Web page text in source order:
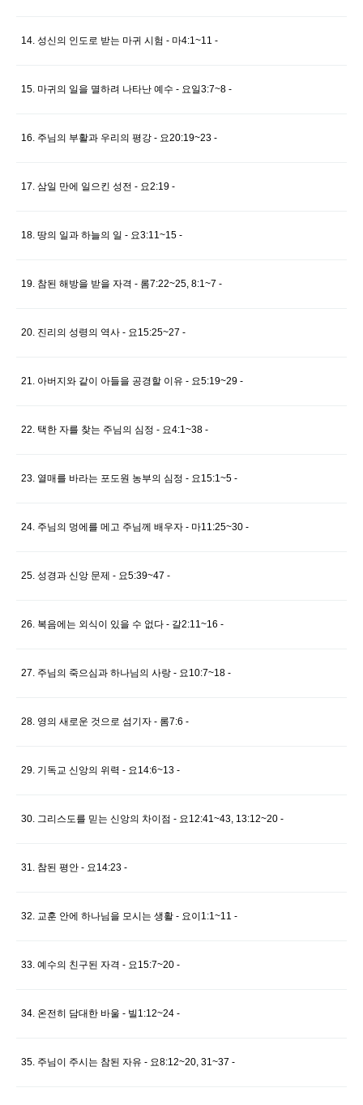
14. 성신의 인도로 받는 마귀 시험 - 마4:1~11 -
15. 마귀의 일을 멸하려 나타난 예수 - 요일3:7~8 -
16. 주님의 부활과 우리의 평강 - 요20:19~23 -
17. 삼일 만에 일으킨 성전 - 요2:19 -
18. 땅의 일과 하늘의 일 - 요3:11~15 -
19. 참된 해방을 받을 자격 - 롬7:22~25, 8:1~7 -
20. 진리의 성령의 역사 - 요15:25~27 -
21. 아버지와 같이 아들을 공경할 이유 - 요5:19~29 -
22. 택한 자를 찾는 주님의 심정 - 요4:1~38 -
23. 열매를 바라는 포도원 농부의 심정 - 요15:1~5 -
24. 주님의 멍에를 메고 주님께 배우자 - 마11:25~30 -
25. 성경과 신앙 문제 - 요5:39~47 -
26. 복음에는 외식이 있을 수 없다 - 갈2:11~16 -
27. 주님의 죽으심과 하나님의 사랑 - 요10:7~18 -
28. 영의 새로운 것으로 섬기자 - 롬7:6 -
29. 기독교 신앙의 위력 - 요14:6~13 -
30. 그리스도를 믿는 신앙의 차이점 - 요12:41~43, 13:12~20 -
31. 참된 평안 - 요14:23 -
32. 교훈 안에 하나님을 모시는 생활 - 요이1:1~11 -
33. 예수의 친구된 자격 - 요15:7~20 -
34. 온전히 담대한 바울 - 빌1:12~24 -
35. 주님이 주시는 참된 자유 - 요8:12~20, 31~37 -